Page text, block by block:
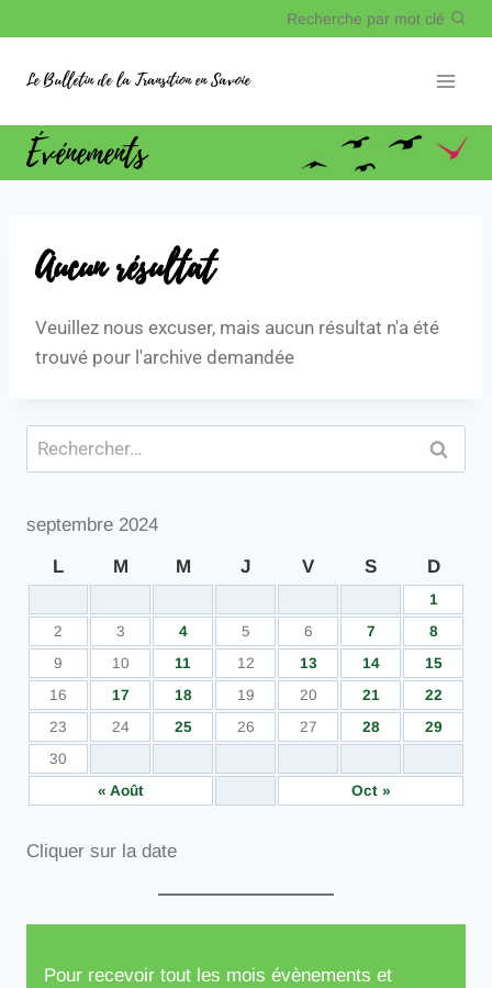
Recherche par mot clé
Le Bulletin de la Transition en Savoie
Événements
Aucun résultat
Veuillez nous excuser, mais aucun résultat n'a été
trouvé pour l'archive demandée
septembre 2024
L M M J V S D
1
2
3 4 5 6 7
8
9
10 11 12 13 14
15
16
17 18 19 20 21
22
23
24 25 26 27 28
29
30
« Août
Oct »
Cliquer sur la date
Pour recevoir tout les mois évènements et